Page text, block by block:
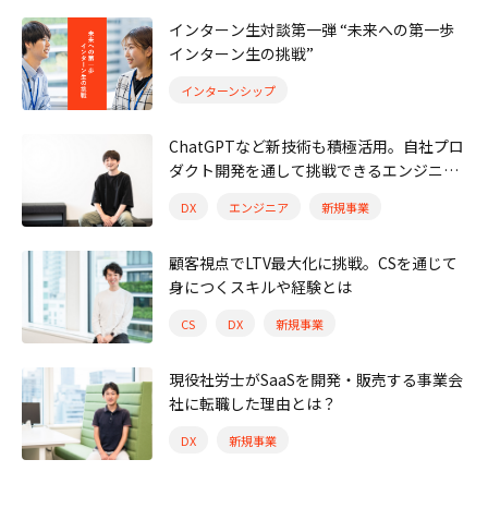
インターン生対談第一弾 “未来への第一歩
インターン生の挑戦”
インターンシップ
ChatGPTなど新技術も積極活用。自社プロ
ダクト開発を通して挑戦できるエンジニア
DX エンジニア 新規事業
顧客視点でLTV最大化に挑戦。CSを通じて
身につくスキルや経験とは
CS DX 新規事業
現役社労士がSaaSを開発・販売する事業会
社に転職した理由とは？
DX 新規事業